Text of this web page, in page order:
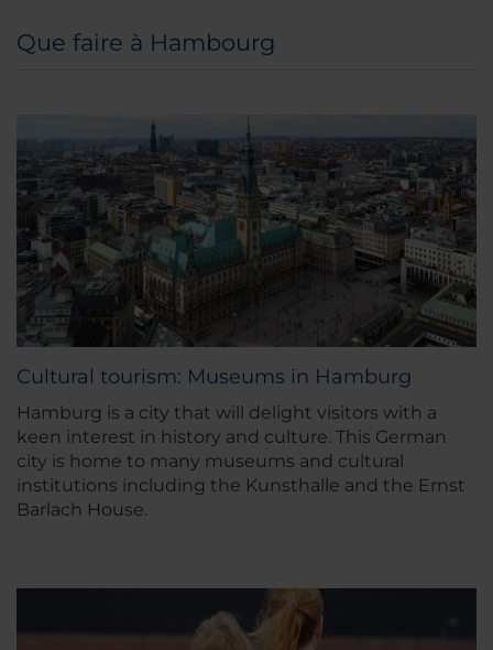
Que faire à Hambourg
Cultural tourism: Museums in Hamburg
Hamburg is a city that will delight visitors with a
keen interest in history and culture. This German
city is home to many museums and cultural
institutions including the Kunsthalle and the Ernst
Barlach House.